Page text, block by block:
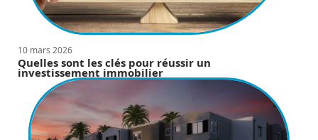
10 mars 2026
Quelles sont les clés pour réussir un
investissement immobilier